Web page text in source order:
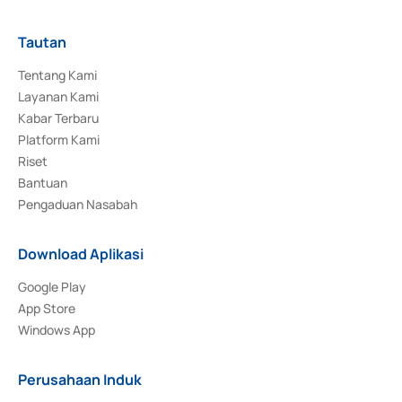
Tautan
Tentang Kami
Layanan Kami
Kabar Terbaru
Platform Kami
Riset
Bantuan
Pengaduan Nasabah
Download Aplikasi
Google Play
App Store
Windows App
Perusahaan Induk